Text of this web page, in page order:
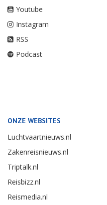
Youtube
Instagram
RSS
Podcast
ONZE WEBSITES
Luchtvaartnieuws.nl
Zakenreisnieuws.nl
Triptalk.nl
Reisbizz.nl
Reismedia.nl